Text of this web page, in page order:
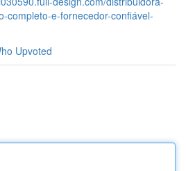
completo-e-fornecedor-confiável-
Upvoted